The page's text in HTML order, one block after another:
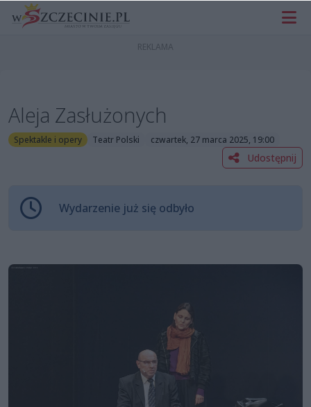
Aleja Zasłużonych
Spektakle i opery Teatr Polski czwartek, 27 marca 2025, 19:00
Udostępnij
Wydarzenie już się odbyło